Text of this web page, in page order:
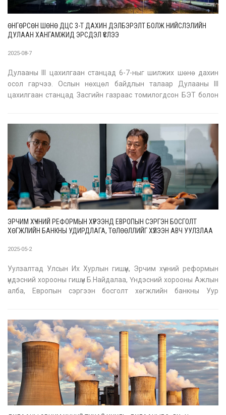
ӨНГӨРСӨН ШӨНӨ ДЦС 3-Т ДАХИН ДЭЛБЭРЭЛТ БОЛЖ НИЙСЛЭЛИЙН
ДУЛААН ХАНГАМЖИД ЭРСДЭЛ ҮҮСЛЭЭ
2025-08-7
Дулааны III цахилгаан станцад 6-7-ныг шилжих шөнө дахин
осол гарчээ. Ослын нөхцөл байдлын талаар Дулааны III
цахилгаан станцад Засгийн газраас томилогдсон БЭТ болон
сарын 1-2-нд шилжих шөнө Ду
ЭРЧИМ ХҮЧНИЙ РЕФОРМЫН ХҮРЭЭНД ЕВРОПЫН СЭРГЭН БОСГОЛТ
ХӨГЖЛИЙН БАНКНЫ УДИРДЛАГА, ТӨЛӨӨЛЛИЙГ ХҮЛЭЭН АВЧ УУЛЗЛАА
2025-05-2
Уулзалтад Улсын Их Хурлын гишүүн, Эрчим хүчний реформын
үндэсний хорооны гишүүн Б.Найдалаа, Үндэсний хорооны Ажлын
алба, Европын сэргээн босголт хөгжлийн банкны Уур
төлөөлөгч Ханнес Таккач, Төв Ази